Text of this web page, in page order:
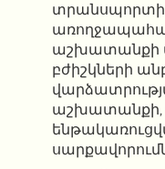
տրանսպորտի
աշխատանքի
բժիշկների
աշխատանքի,